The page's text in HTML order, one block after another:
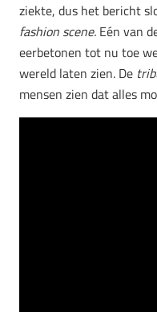
ziekte, dus het bericht
fashion scene. Eén van
eerbetonen tot nu toe
wereld laten zien. De
mensen zien dat alles